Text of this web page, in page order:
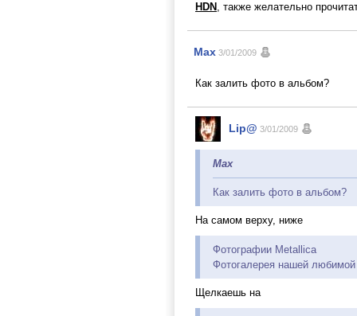
HDN , также желательно
Max 3/01/2009
Как залить фото в альбом?
Lip@ 3/01/2009
Max
Как залить фото в альбом?
На самом верху, ниже
Фотографии Metallica
Фотогалерея нашей любимой
Щелкаешь на